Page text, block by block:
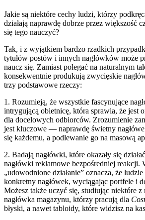
Jakie są niektóre cechy ludzi, którzy
działają naprawdę dobrze przez większość
się tego nauczyć?
Tak, i z wyjątkiem bardzo rzadkich
tytułów postów i innych nagłówków może
naucz się. Zamiast polegać na naturalnym
konsekwentnie produkują zwycięskie
trzy podstawowe rzeczy:
1. Rozumieją, że wszystkie fascynujące
intrygującą obietnicę, która sprawia, że jest
dla docelowych odbiorców. Zrozumienie
jest kluczowe — naprawdę świetny
się każdemu, a podlewanie go na masową
2. Badają nagłówki, które okazały się
nagłówki reklamowe bezpośredniej reakcji.
„udowodnione działanie” oznacza, że
konkretny nagłówek, wyciągając portfele i
Możesz także uczyć się, studiując niektóre z
nagłówka magazynu, którzy pracują dla
błyski, a nawet tabloidy, które widzisz na